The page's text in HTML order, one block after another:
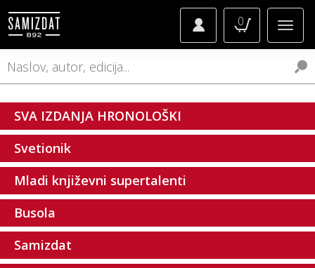
0
SVA IZDANJA HRONOLOŠKI
Svetionik
Mladi književni supertalenti
Busola
Samizdat